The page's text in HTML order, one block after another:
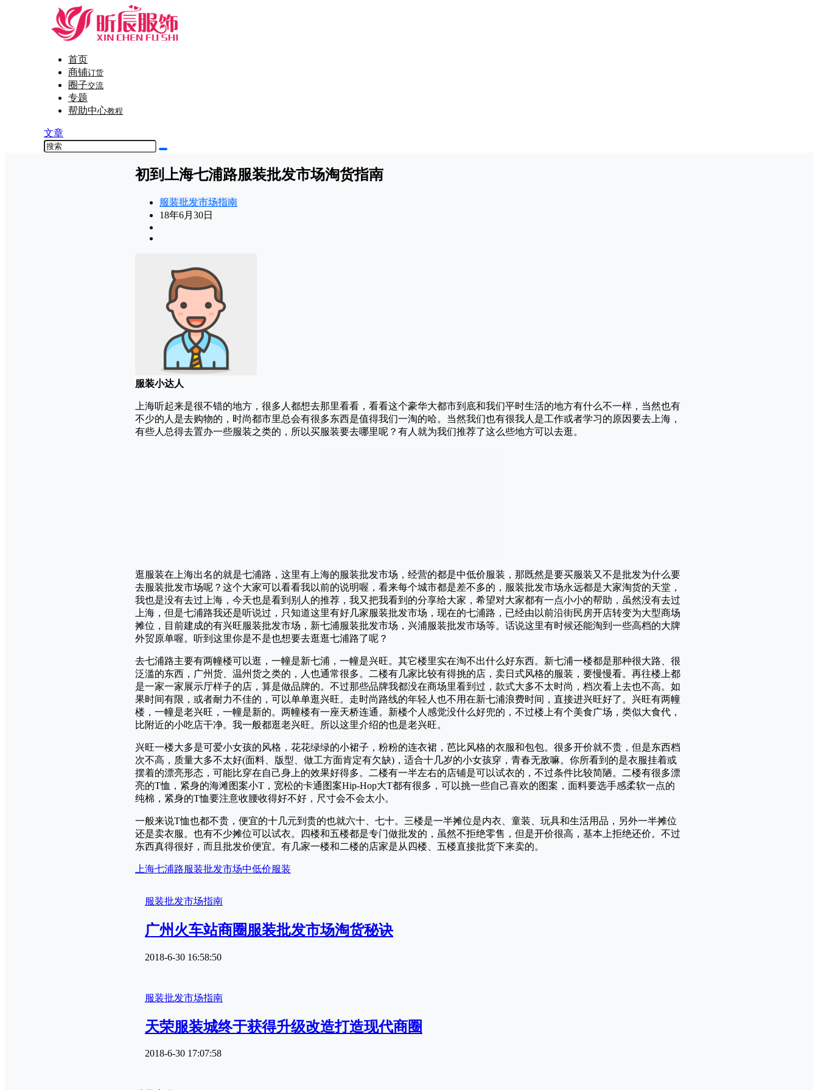
首页
商铺订货
圈子交流
专题
帮助中心教程
文章
初到上海七浦路服装批发市场淘货指南
服装批发市场指南
18年6月30日
服装小达人
上海听起来是很不错的地方，很多人都想去那里看看，看看这个豪华大都市到底和我们平时生活的地方有什么不一样，当然也有
不少的人是去购物的，时尚都市里总会有很多东西是值得我们一淘的哈。当然我们也有很我人是工作或者学习的原因要去上海，
有些人总得去置办一些服装之类的，所以买服装要去哪里呢？有人就为我们推荐了这么些地方可以去逛。
逛服装在上海出名的就是七浦路，这里有上海的服装批发市场，经营的都是中低价服装，那既然是要买服装又不是批发为什么要
去服装批发市场呢？这个大家可以看看我以前的说明喔，看来每个城市都是差不多的，服装批发市场永远都是大家淘货的天堂，
我也是没有去过上海，今天也是看到别人的推荐，我又把我看到的分享给大家，希望对大家都有一点小小的帮助，虽然没有去过
上海，但是七浦路我还是听说过，只知道这里有好几家服装批发市场，现在的七浦路，已经由以前沿街民房开店转变为大型商场
摊位，目前建成的有兴旺服装批发市场，新七浦服装批发市场，兴浦服装批发市场等。话说这里有时候还能淘到一些高档的大牌
外贸原单喔。听到这里你是不是也想要去逛逛七浦路了呢？
去七浦路主要有两幢楼可以逛，一幢是新七浦，一幢是兴旺。其它楼里实在淘不出什么好东西。新七浦一楼都是那种很大路、很
泛滥的东西，广州货、温州货之类的，人也通常很多。二楼有几家比较有得挑的店，卖日式风格的服装，要慢慢看。再往楼上都
是一家一家展示厅样子的店，算是做品牌的。不过那些品牌我都没在商场里看到过，款式大多不太时尚，档次看上去也不高。如
果时间有限，或者耐力不佳的，可以单单逛兴旺。走时尚路线的年轻人也不用在新七浦浪费时间，直接进兴旺好了。兴旺有两幢
楼，一幢是老兴旺，一幢是新的。两幢楼有一座天桥连通。新楼个人感觉没什么好兜的，不过楼上有个美食广场，类似大食代，
比附近的小吃店干净。我一般都逛老兴旺。所以这里介绍的也是老兴旺。
兴旺一楼大多是可爱小女孩的风格，花花绿绿的小裙子，粉粉的连衣裙，芭比风格的衣服和包包。很多开价就不贵，但是东西档
次不高，质量大多不太好(面料、版型、做工方面肯定有欠缺)，适合十几岁的小女孩穿，青春无敌嘛。你所看到的是衣服挂着或
摆着的漂亮形态，可能比穿在自己身上的效果好得多。二楼有一半左右的店铺是可以试衣的，不过条件比较简陋。二楼有很多漂
亮的T恤，紧身的海滩图案小T，宽松的卡通图案Hip-Hop大T都有很多，可以挑一些自己喜欢的图案，面料要选手感柔软一点的
纯棉，紧身的T恤要注意收腰收得好不好，尺寸会不会太小。
一般来说T恤也都不贵，便宜的十几元到贵的也就六十、七十。三楼是一半摊位是内衣、童装、玩具和生活用品，另外一半摊位
还是卖衣服。也有不少摊位可以试衣。四楼和五楼都是专门做批发的，虽然不拒绝零售，但是开价很高，基本上拒绝还价。不过
东西真得很好，而且批发价便宜。有几家一楼和二楼的店家是从四楼、五楼直接批货下来卖的。
上海七浦路服装批发市场中低价服装
服装批发市场指南
广州火车站商圈服装批发市场淘货秘诀
2018-6-30 16:58:50
服装批发市场指南
天荣服装城终于获得升级改造打造现代商圈
2018-6-30 17:07:58